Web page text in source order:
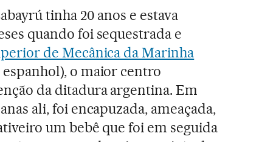
tinha 20 anos e estava
quando foi sequestrada e
de Mecânica da Marinha
o maior centro
da ditadura argentina. Em
ali, foi encapuzada, ameaçada,
um bebê que foi em seguida